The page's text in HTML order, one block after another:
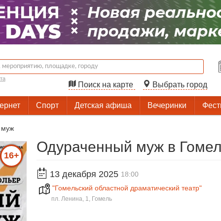
Поиск на карте Выбрать город
Спорт Детская афиша Вечеринки
муж
16+
Одураченный муж в
13 декабря 2025 18:00
"Гомельский областной драматический театр"
пл. Ленина, 1, Гомель